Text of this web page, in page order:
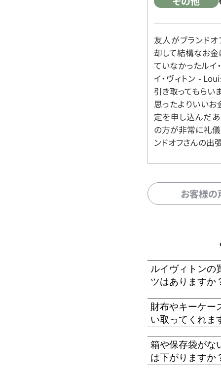
友人がブランド
却して結構なお金
ていなかったルイ
イ・ヴィトン -
引き取ってもらい
思ったよりいいお
定を申し込んだ
の方が非常に礼儀
ンドオフさんの出
お客様
ルイヴィトンの
ツはありますか
財布やキーケー
い取ってくれま
箱や保存袋がな
は下がりますか